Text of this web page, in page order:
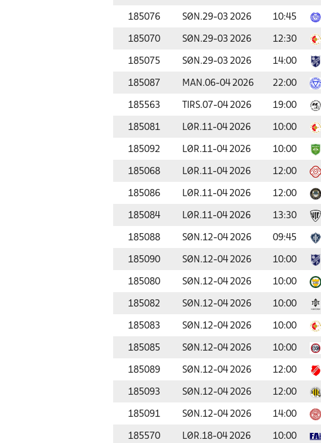
185076 SØN.29-03 2026 10:45
185070 SØN.29-03 2026 12:30
185075 SØN.29-03 2026 14:00
185087 MAN.06-04 2026 22:00
185563 TIRS.07-04 2026 19:00
185081 LØR.11-04 2026 10:00
185092 LØR.11-04 2026 10:00
185068 LØR.11-04 2026 12:00
185086 LØR.11-04 2026 12:00
185084 LØR.11-04 2026 13:30
185088 SØN.12-04 2026 09:45
185090 SØN.12-04 2026 10:00
185080 SØN.12-04 2026 10:00
185082 SØN.12-04 2026 10:00
185083 SØN.12-04 2026 10:00
185085 SØN.12-04 2026 10:00
185089 SØN.12-04 2026 12:00
185093 SØN.12-04 2026 12:00
185091 SØN.12-04 2026 14:00
185570 LØR.18-04 2026 10:00